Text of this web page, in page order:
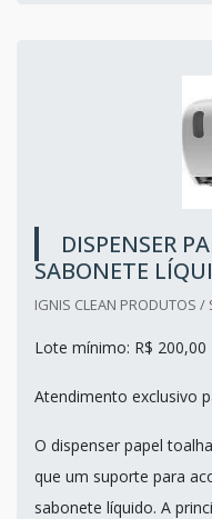
DISPENSER
SABONETE
IGNIS CLEAN PRODUTOS /
Lote mínimo: R$ 200,00
Atendimento exclusivo
O dispenser papel
que um suporte para
sabonete líquido. A